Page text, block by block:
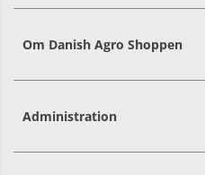
Om Danish Agro Shoppen
Administration